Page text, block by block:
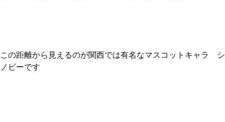
この距離から見えるのが関西では有名なマスコットキャラ シ
ノビーです